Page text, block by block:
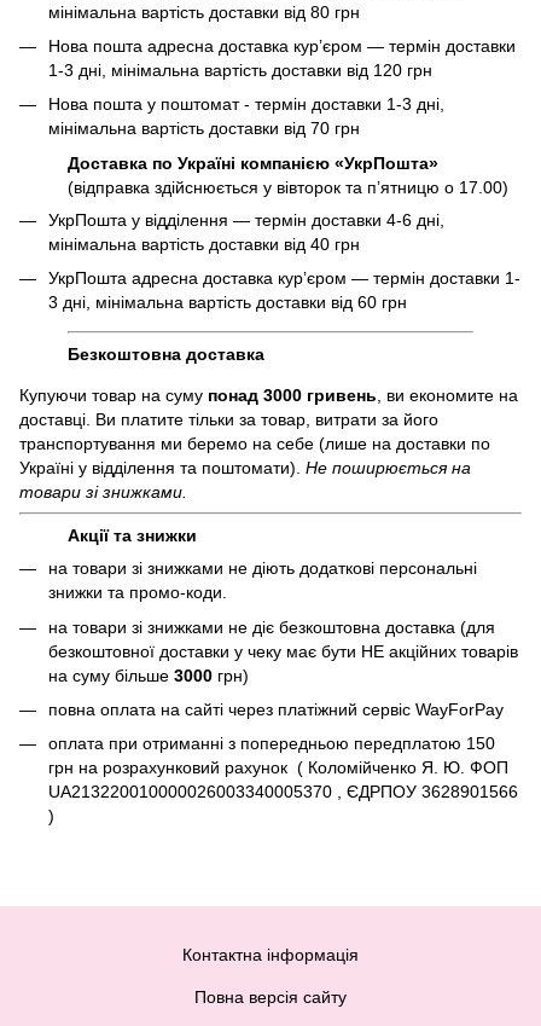
мінімальна вартість доставки від 80 грн
Нова пошта адресна доставка курʼєром — термін доставки
1-3 дні, мінімальна вартість доставки від 120 грн
Нова пошта у поштомат - термін доставки 1-3 дні,
мінімальна вартість доставки від 70 грн
Доставка по Україні компанією «УкрПошта»
(відправка здійснюється у вівторок та пʼятницю о 17.00)
УкрПошта у відділення — термін доставки 4-6 дні,
мінімальна вартість доставки від 40 грн
УкрПошта адресна доставка курʼєром — термін доставки 1-
3 дні, мінімальна вартість доставки від 60 грн
Безкоштовна доставка
Купуючи товар на суму понад 3000 гривень, ви економите на
доставці. Ви платите тільки за товар, витрати за його
транспортування ми беремо на себе (лише на доставки по
Україні у відділення та поштомати). Не поширюється на
товари зі знижками.
Акції та знижки
на товари зі знижками не діють додаткові персональні
знижки та промо-коди.
на товари зі знижками не діє безкоштовна доставка (для
безкоштовної доставки у чеку має бути НЕ акційних товарів
на суму більше 3000 грн)
повна оплата на сайті через платіжний сервіc WayForPay
оплата при отриманні з попередньою передплатою 150
грн на розрахунковий рахунок ( Коломійченко Я. Ю. ФОП
UA213220010000026003340005370 , ЄДРПОУ 3628901566
)
Контактна інформація
Повна версія сайту